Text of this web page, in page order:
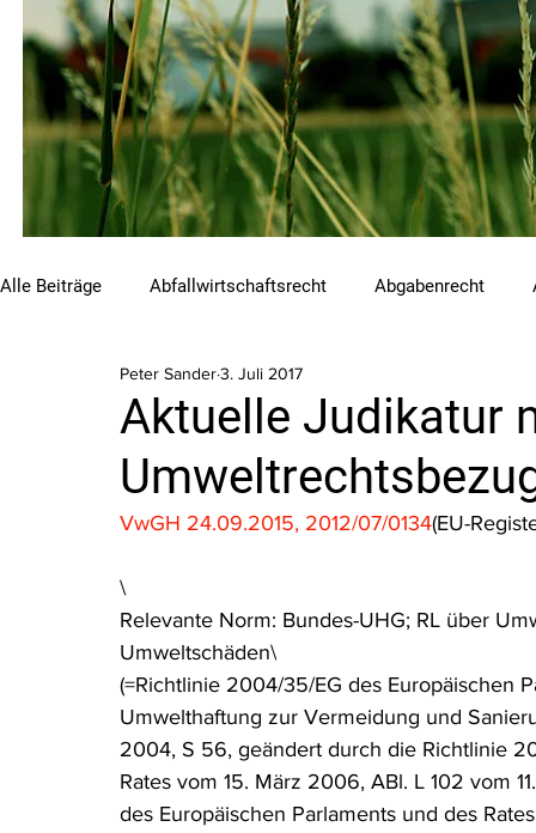
Alle Beiträge Abfallwirtschaftsrecht Abgabenrecht
Beihilfen und Förderungen
Luftreinhalterecht Naturschutzrecht
Wasserrecht RDU Umwelt-Ausgabe Erdgas
Aktuelle Judikatur
Peter Sander3. Juli 2017
VwGH 24.09.2015, 2012/07/0134(EU-
\
Relevante Norm: Bundes-UHG; RL über
Umweltschäden\
(=Richtlinie 2004/35/EG des Europäischen
Umwelthaftung zur Vermeidung und
2004, S 56, geändert durch die Richtlinie
Rates vom 15. März 2006, ABl. L 102 vom
des Europäischen Parlaments und des